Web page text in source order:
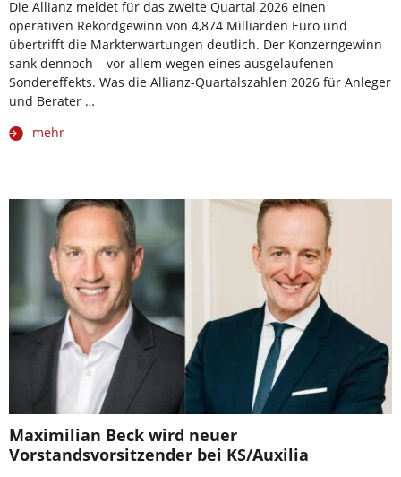
Die Allianz meldet für das zweite Quartal 2026 einen
operativen Rekordgewinn von 4,874 Milliarden Euro und
übertrifft die Markterwartungen deutlich. Der Konzerngewinn
sank dennoch – vor allem wegen eines ausgelaufenen
Sondereffekts. Was die Allianz-Quartalszahlen 2026 für Anleger
und Berater …
mehr
Maximilian Beck wird neuer
Vorstandsvorsitzender bei KS/Auxilia